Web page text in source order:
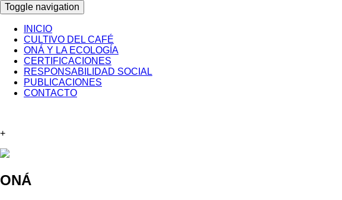
Toggle navigation
INICIO
CULTIVO DEL CAFÉ
ONÁ Y LA ECOLOGÍA
CERTIFICACIONES
RESPONSABILIDAD SOCIAL
PUBLICACIONES
CONTACTO
+
ONÁ